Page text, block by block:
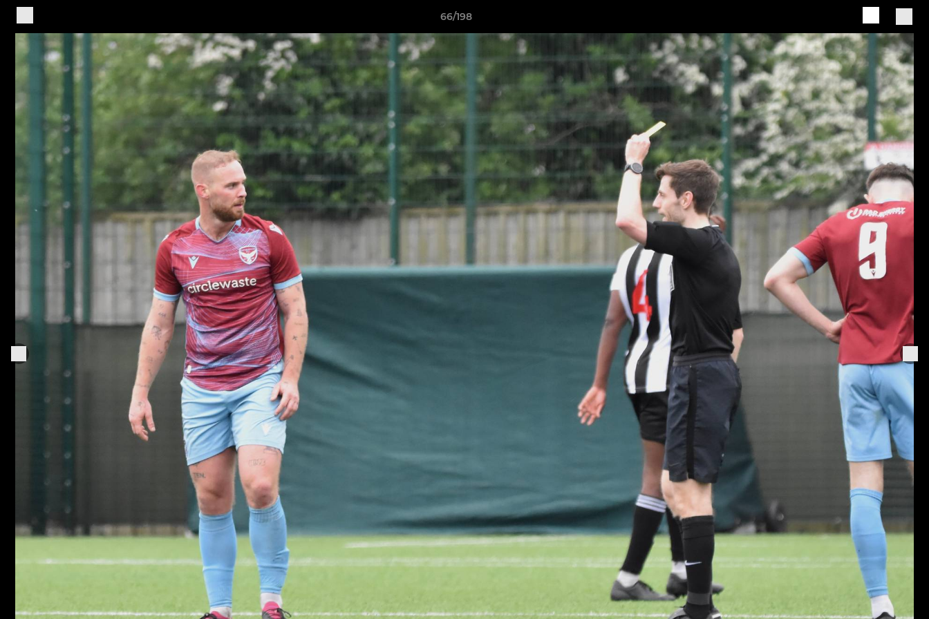
66/198